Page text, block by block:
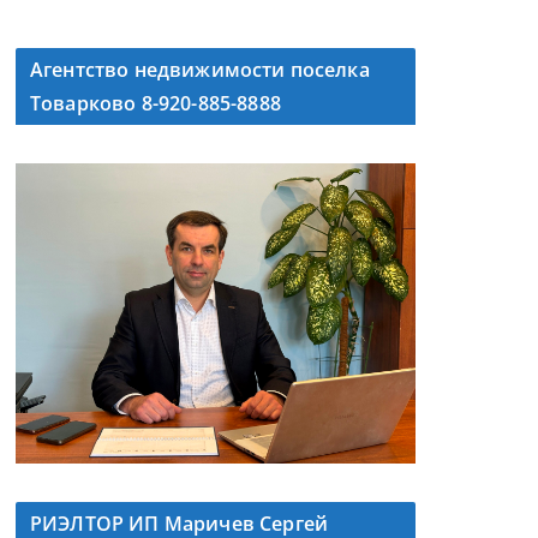
Агентство недвижимости поселка
Товарково 8-920-885-8888
РИЭЛТОР ИП Маричев Сергей